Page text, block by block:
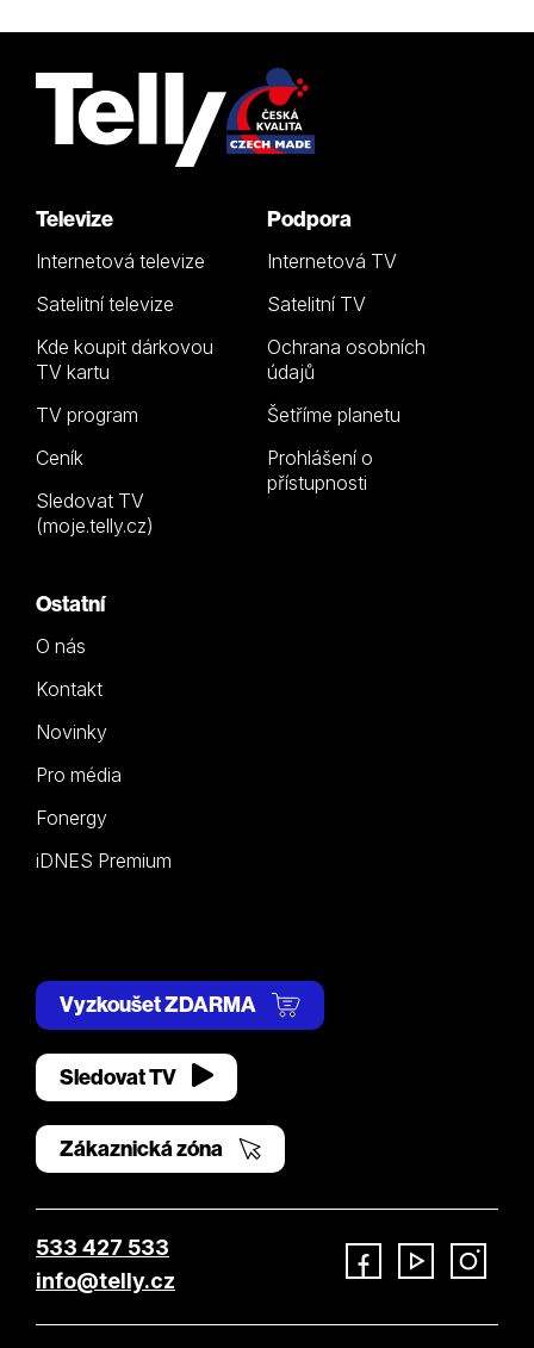
Televize
Internetová televize
Satelitní televize
Kde koupit dárkovou
TV kartu
TV program
Ceník
Sledovat TV
(moje.telly.cz)
Podpora
Internetová TV
Satelitní TV
Ochrana osobních
údajů
Šetříme planetu
Prohlášení o
přístupnosti
Ostatní
O nás
Kontakt
Novinky
Pro média
Fonergy
iDNES Premium
Vyzkoušet ZDARMA
Sledovat TV
Zákaznická zóna
533 427 533
info@telly.cz